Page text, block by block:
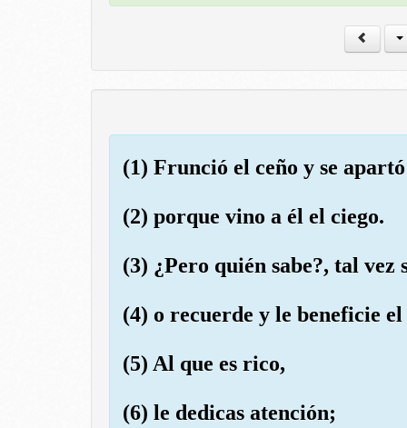
(1) Frunció el ceño y se apartó
(2) porque vino a él el ciego.
(3) ¿Pero quién sabe?, tal vez
(4) o recuerde y le beneficie
(5) Al que es rico,
(6) le dedicas atención;